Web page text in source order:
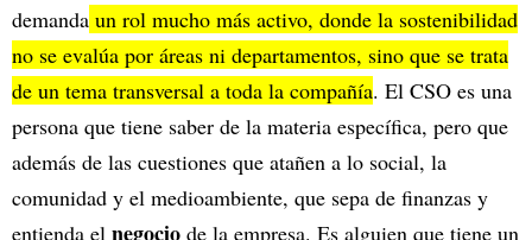
demanda un rol mucho más activo, donde la sostenibilidad
no se evalúa por áreas ni departamentos, sino que se trata
de un tema transversal a toda la compañía. El CSO es una
persona que tiene saber de la materia específica, pero que
además de las cuestiones que atañen a lo social, la
comunidad y el medioambiente, que sepa de finanzas y
entienda el negocio de la empresa. Es alguien que tiene un